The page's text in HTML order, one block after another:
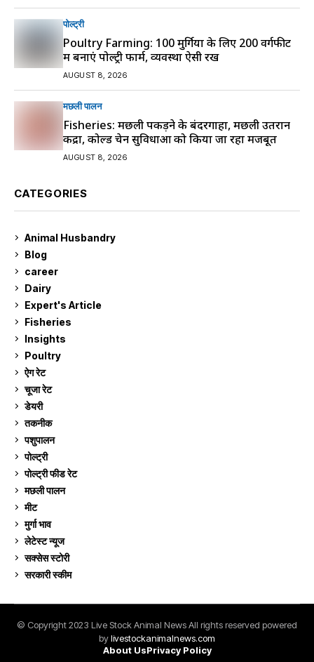
पोल्ट्री
Poultry Farming: 100 मुर्गियों के लिए 200 वर्गफीट
में बनाएं पोल्ट्री फार्म, व्यवस्था ऐसी रखें
AUGUST 8, 2026
मछली पालन
Fisheries: मछली पकड़ने के बंदरगाहों, मछली उतरान
केंद्रों, कोल्ड चेन सुविधाओं को किया जा रहा मजबूत
AUGUST 8, 2026
CATEGORIES
Animal Husbandry
Blog
career
Dairy
Expert's Article
Fisheries
Insights
Poultry
ऐग रेट
चूजा रेट
डेयरी
तकनीक
पशुपालन
पोल्ट्री
पोल्ट्री फीड रेट
मछली पालन
मीट
मुर्गा भाव
लेटेस्ट न्यूज
सक्सेस स्टो‍री
सरकारी स्की‍म
© Copyright 2023 Live Stock Animal News All rights reserved powered
bylivestockanimalnews.com
About UsPrivacy Policy